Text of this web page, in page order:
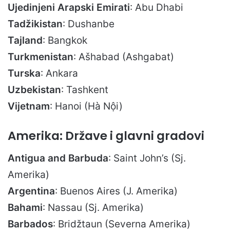
Ujedinjeni Arapski Emirati: Abu Dhabi
Tadžikistan: Dushanbe
Tajland: Bangkok
Turkmenistan: Ašhabad (Ashgabat)
Turska: Ankara
Uzbekistan: Tashkent
Vijetnam: Hanoi (Hà Nội)
Amerika: Države i glavni gradovi
Antigua and Barbuda: Saint John’s (Sj.
Amerika)
Argentina: Buenos Aires (J. Amerika)
Bahami: Nassau (Sj. Amerika)
Barbados: Bridžtaun (Severna Amerika)